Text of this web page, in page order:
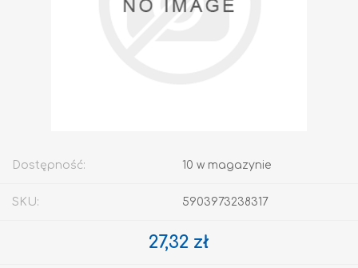
Dostępność: 10 w magazynie
SKU: 5903973238317
27,32 zł